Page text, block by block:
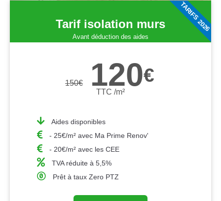
Tarif isolation murs
Avant déduction des aides
150€ 120€
TTC /m²
Aides disponibles
- 25€/m² avec Ma Prime Renov'
- 20€/m² avec les CEE
TVA réduite à 5,5%
Prêt à taux Zero PTZ
TARIFS 2026